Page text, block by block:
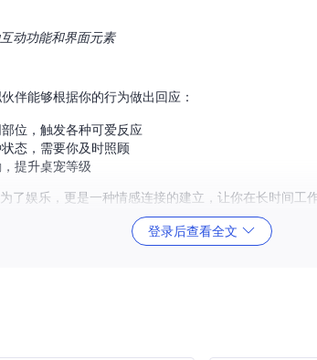
动功能和界面元素
伴能够根据你的行为做出回应：
位，触发各种可爱反应
态，需要你及时照顾
提升桌宠等级
了娱乐，更是一种情感连接的建立，让你在长时间工
互动，提供轻松的小游戏
影响你的休息
登录后查看全文